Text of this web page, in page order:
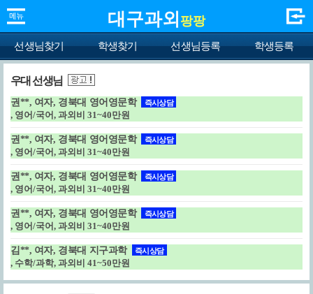
대구과외 팡팡
선생님찾기 학생찾기 선생님등록 학생등록
우대 선생님
권**, 여자, 경북대 영어영문학 즉시상담
, 영어/국어, 과외비 31~40만원
권**, 여자, 경북대 영어영문학 즉시상담
, 영어/국어, 과외비 31~40만원
권**, 여자, 경북대 영어영문학 즉시상담
, 영어/국어, 과외비 31~40만원
권**, 여자, 경북대 영어영문학 즉시상담
, 영어/국어, 과외비 31~40만원
김**, 여자, 경북대 지구과학 즉시상담
, 수학/과학, 과외비 41~50만원